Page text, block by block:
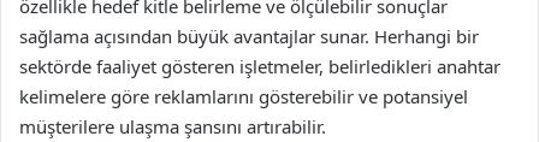
özellikle hedef kitle belirleme ve ölçülebilir sonuçlar
sağlama açısından büyük avantajlar sunar. Herhangi bir
sektörde faaliyet gösteren işletmeler, belirledikleri anahtar
kelimelere göre reklamlarını gösterebilir ve potansiyel
müşterilere ulaşma şansını artırabilir.